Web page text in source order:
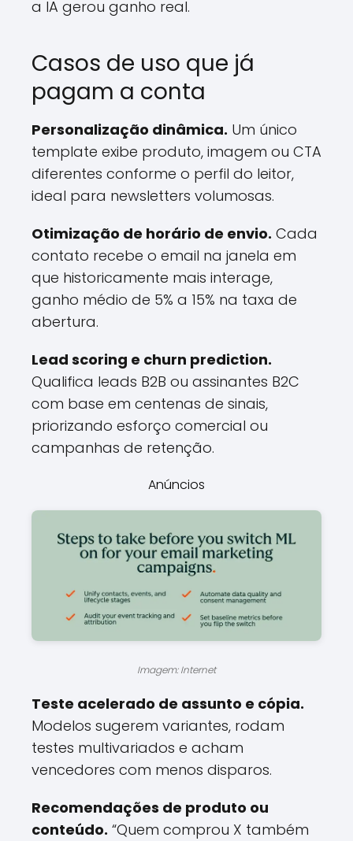
a IA gerou ganho real.
Casos de uso que já
pagam a conta
Personalização dinâmica. Um único
template exibe produto, imagem ou CTA
diferentes conforme o perfil do leitor,
ideal para newsletters volumosas.
Otimização de horário de envio. Cada
contato recebe o email na janela em
que historicamente mais interage,
ganho médio de 5% a 15% na taxa de
abertura.
Lead scoring e churn prediction.
Qualifica leads B2B ou assinantes B2C
com base em centenas de sinais,
priorizando esforço comercial ou
campanhas de retenção.
Anúncios
Imagem: Internet
Teste acelerado de assunto e cópia.
Modelos sugerem variantes, rodam
testes multivariados e acham
vencedores com menos disparos.
Recomendações de produto ou
conteúdo. “Quem comprou X também